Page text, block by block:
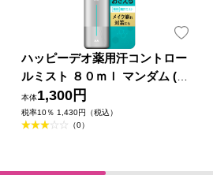
ハッピーデオ薬用汗コントロー
ルミスト ８０ｍｌ マンダム (医
薬部外品)
本体1,300円
税率10％ 1,430円（税込）
（0）